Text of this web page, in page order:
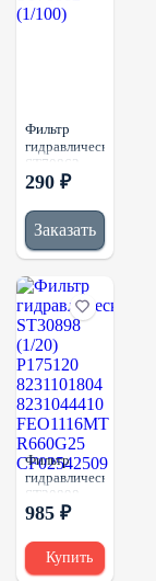
Фильтр
гидравлический
ST70862
(1/100)
290 ₽
Заказать
Фильтр
гидравлический
ST30898
(1/20)
8231101804
8231044410
985 ₽
Купить